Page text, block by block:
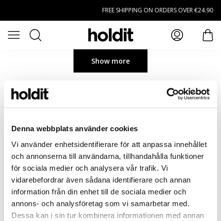
Denna webbplats använder cookies
Vi använder enhetsidentifierare för att anpassa innehållet
och annonserna till användarna, tillhandahålla funktioner
för sociala medier och analysera vår trafik. Vi
vidarebefordrar även sådana identifierare och annan
information från din enhet till de sociala medier och
annons- och analysföretag som vi samarbetar med.
Dessa kan i sin tur kombinera informationen med annan
FREE SHIPPING ON ORDERS OVER €24.90
Open menu
Search
Show more